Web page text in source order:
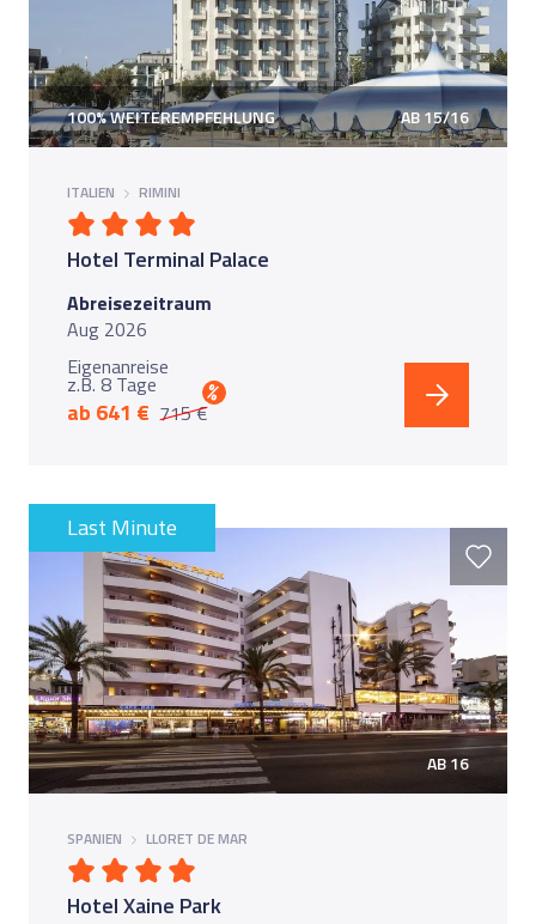
100% WEITEREMPFEHLUNG AB 15/16
ITALIEN RIMINI
Hotel Terminal Palace
Abreisezeitraum
Aug 2026
Eigenanreise
z.B. 8 Tage
ab 641 € 715 €
%
Last Minute
AB 16
SPANIEN LLORET DE MAR
Hotel Xaine Park